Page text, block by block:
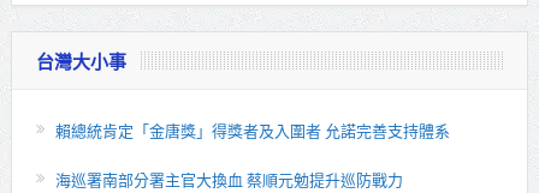
台灣大小事
賴總統肯定「金唐獎」得獎者及入圍者 允諾完善支持體系
海巡署南部分署主官大換血 蔡順元勉提升巡防戰力